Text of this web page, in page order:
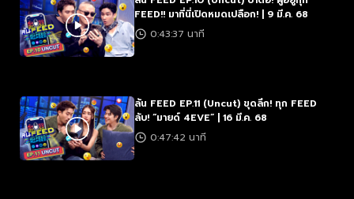
FEED!! มาที่นี่เปิดหมดเปลือก! | 9 มี.ค. 68
0:43:37 นาที
ล้น FEED EP.11 (Uncut) ขุดลึก! ทุก FEED
ลับ! “มายด์ 4EVE” | 16 มี.ค. 68
0:47:42 นาที